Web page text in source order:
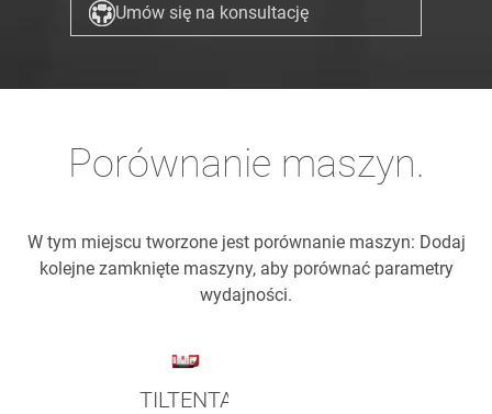
Umów się na konsultację
Porównanie maszyn.
W tym miejscu tworzone jest porównanie maszyn: Dodaj
kolejne zamknięte maszyny, aby porównać parametry
wydajności.
TILTENTA